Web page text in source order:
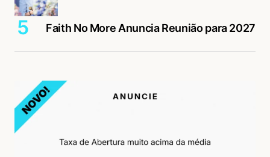
Faith No More Anuncia Reunião para 2027